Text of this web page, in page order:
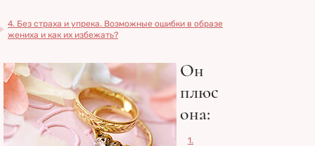
4. Без страха и упрека. Возможные ошибки в образе
жениха и как их избежать?
Он
плюс
она:
1.